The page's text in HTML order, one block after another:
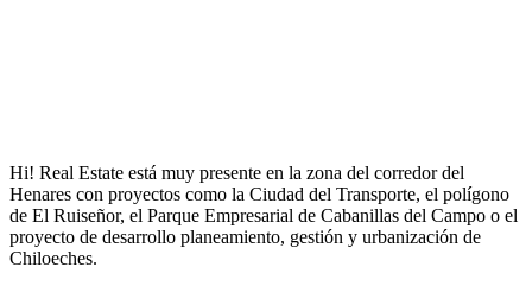
Hi! Real Estate está muy presente en la zona del corredor del
Henares con proyectos como la Ciudad del Transporte, el polígono
de El Ruiseñor, el Parque Empresarial de Cabanillas del Campo o el
proyecto de desarrollo planeamiento, gestión y urbanización de
Chiloeches.